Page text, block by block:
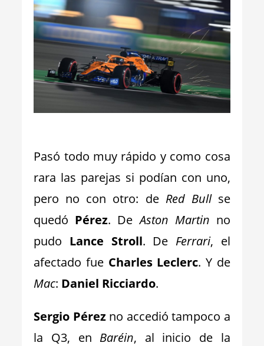
Pasó todo muy rápido y como cosa
rara las parejas si podían con uno,
pero no con otro: de Red Bullse
quedó Pérez. DeAston Martin no
pudo Lance Stroll. De Ferrari, el
afectado fue Charles Leclerc. Y de
Mac: Daniel Ricciardo.
Sergio Pérezno accedió tampoco a
la Q3, en Baréin, al inicio de la